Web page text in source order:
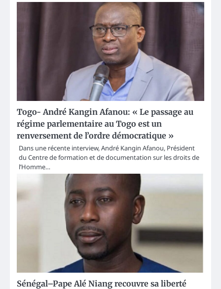
Togo- André Kangin Afanou: « Le passage au
régime parlementaire au Togo est un
renversement de l’ordre démocratique »
Dans une récente interview, André Kangin Afanou, Président
du Centre de formation et de documentation sur les droits de
l’Homme…
Sénégal–Pape Alé Niang recouvre sa liberté